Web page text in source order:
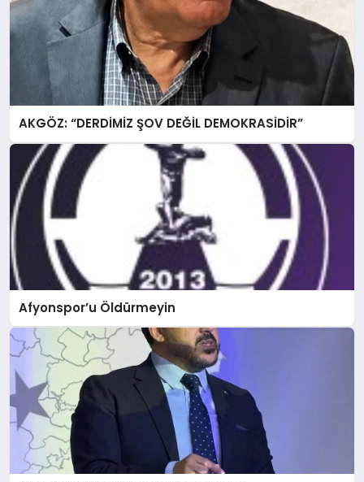
AKGÖZ: “DERDİMİZ ŞOV DEĞİL DEMOKRASİDİR”
Afyonspor’u Öldürmeyin